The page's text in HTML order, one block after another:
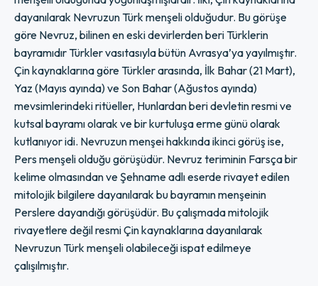
dayanılarak Nevruzun Türk menşeli olduğudur. Bu görüşe
göre Nevruz, bilinen en eski devirlerden beri Türklerin
bayramıdır Türkler vasıtasıyla bütün Avrasya’ya yayılmıştır.
Çin kaynaklarına göre Türkler arasında, İlk Bahar (21 Mart),
Yaz (Mayıs ayında) ve Son Bahar (Ağustos ayında)
mevsimlerindeki ritüeller, Hunlardan beri devletin resmi ve
kutsal bayramı olarak ve bir kurtuluşa erme günü olarak
kutlanıyor idi. Nevruzun menşei hakkında ikinci görüş ise,
Pers menşeli olduğu görüşüdür. Nevruz teriminin Farsça bir
kelime olmasından ve Şehname adlı eserde rivayet edilen
mitolojik bilgilere dayanılarak bu bayramın menşeinin
Perslere dayandığı görüşüdür. Bu çalışmada mitolojik
rivayetlere değil resmi Çin kaynaklarına dayanılarak
Nevruzun Türk menşeli olabileceği ispat edilmeye
çalışılmıştır.